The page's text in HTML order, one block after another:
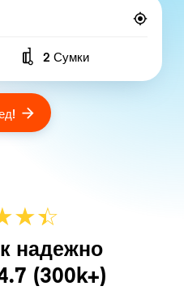
Number of bags
2 Сумки
★☆
★
надежно
(300k+)